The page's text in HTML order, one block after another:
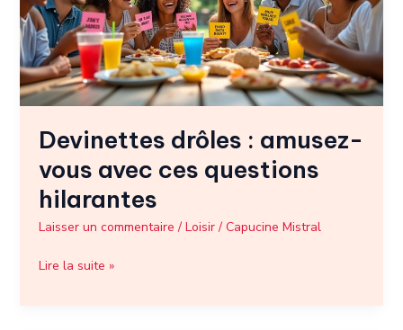
Devinettes drôles : amusez-
vous avec ces questions
hilarantes
Laisser un commentaire / Loisir/ Capucine Mistral
avec
ces
questions
hilarantes
Lire la suite »